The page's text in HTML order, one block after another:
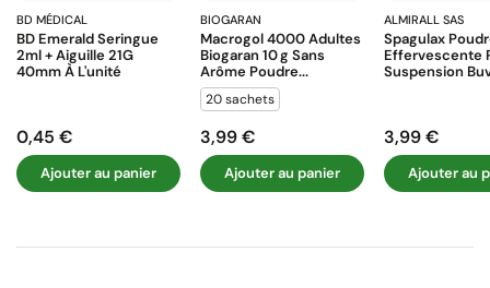
BD MÉDICAL
BD Emerald Seringue
2ml + Aiguille 21G
40mm À L'unité
Prix
0,45 €
Ajouter au panier
BIOGARAN
Macrogol 4000 Adultes
Biogaran 10 G Sans
Arôme Poudre...
20 sachets
Prix
3,99 €
Ajouter au panier
ALMIRALL SAS
Spagulax
Effervescente
Suspension
Prix
3,99 €
Ajouter au